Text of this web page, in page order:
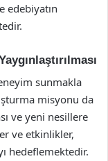
edebiyatın
sunmakla
misyonu da
ve yeni nesillere
ve etkinlikler,
hedeflemektedir.